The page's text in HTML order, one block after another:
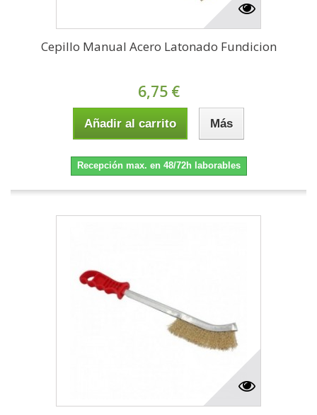
Cepillo Manual Acero Latonado Fundicion
6,75 €
Añadir al carrito Más
Recepción max. en 48/72h laborables